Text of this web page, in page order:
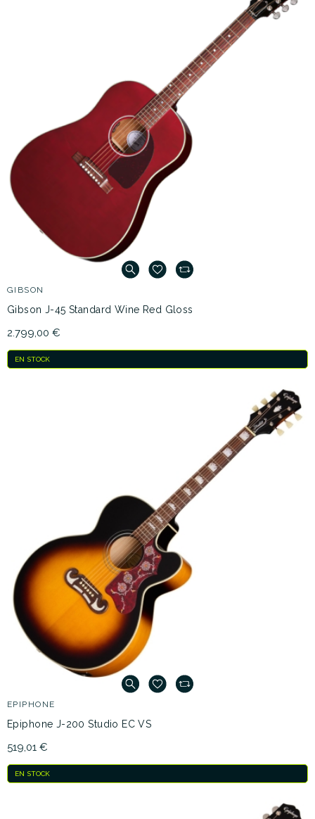
GIBSON
Gibson J-45 Standard Wine Red Gloss
2.799,00 €
EN STOCK
EPIPHONE
Epiphone J-200 Studio EC VS
519,01 €
EN STOCK